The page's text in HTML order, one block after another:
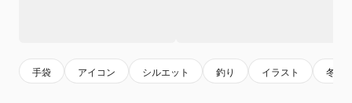
手袋 アイコン シルエット 釣り イラスト 冬